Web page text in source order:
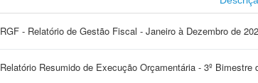
RGF - Relatório de Gestão Fiscal - Janeiro à Dezembro de
Relatório Resumido de Execução Orçamentária - 3º Bimestre